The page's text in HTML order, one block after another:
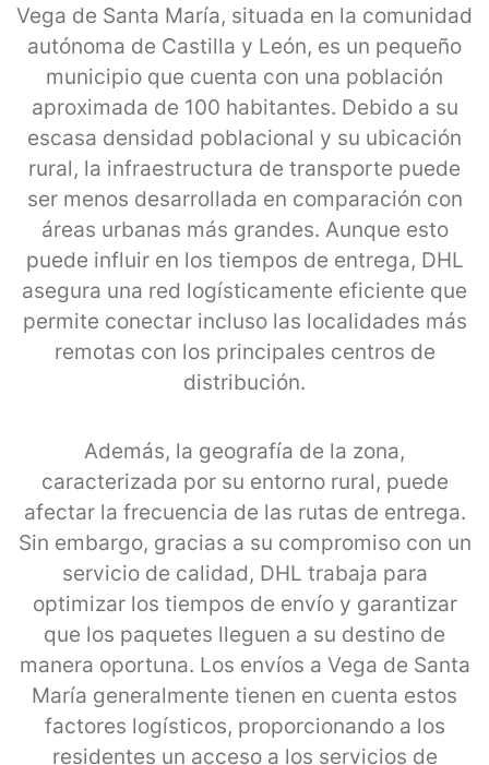
Vega de Santa María, situada en la comunidad
autónoma de Castilla y León, es un pequeño
municipio que cuenta con una población
aproximada de 100 habitantes. Debido a su
escasa densidad poblacional y su ubicación
rural, la infraestructura de transporte puede
ser menos desarrollada en comparación con
áreas urbanas más grandes. Aunque esto
puede influir en los tiempos de entrega, DHL
asegura una red logísticamente eficiente que
permite conectar incluso las localidades más
remotas con los principales centros de
distribución.
Además, la geografía de la zona,
caracterizada por su entorno rural, puede
afectar la frecuencia de las rutas de entrega.
Sin embargo, gracias a su compromiso con un
servicio de calidad, DHL trabaja para
optimizar los tiempos de envío y garantizar
que los paquetes lleguen a su destino de
manera oportuna. Los envíos a Vega de Santa
María generalmente tienen en cuenta estos
factores logísticos, proporcionando a los
residentes un acceso a los servicios de